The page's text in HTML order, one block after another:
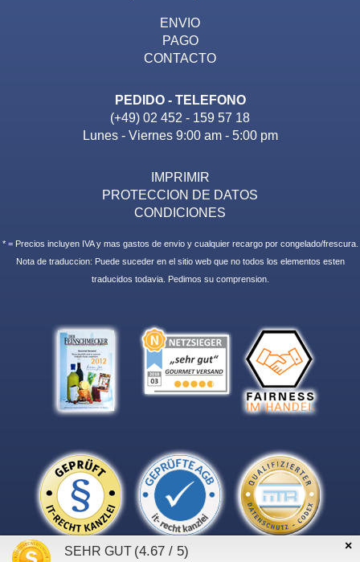
ENVIO
PAGO
CONTACTO
PEDIDO - TELEFONO
(+49) 02 452 - 159 57 18
Lunes - Viernes 9:00 am - 5:00 pm
IMPRIMIR
PROTECCION DE DATOS
CONDICIONES
* = Precios incluyen IVA y mas gastos de envio y cualquier recargo por congelado/frescura.
Nota de traduccion: Puede suceder en el sitio web que no todos los elementos esten
traducidos todavia. Pedimos su comprension.
×
SEHR GUT (4.67 / 5)